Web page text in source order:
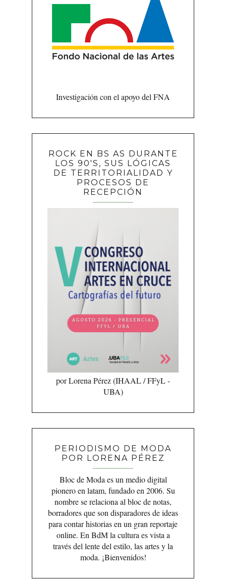
Investigación con el apoyo del FNA
ROCK EN BS AS DURANTE
LOS 90'S, SUS LÓGICAS
DE TERRITORIALIDAD Y
PROCESOS DE
RECEPCIÓN
por Lorena Pérez (IHAAL / FFyL -
UBA)
PERIODISMO DE MODA
POR LORENA PÉREZ
Bloc de Moda es un medio digital
pionero en latam, fundado en 2006. Su
nombre se relaciona al bloc de notas,
borradores que son disparadores de ideas
para contar historias en un gran reportaje
online. En BdM la cultura es vista a
través del lente del estilo, las artes y la
moda. ¡Bienvenidos!